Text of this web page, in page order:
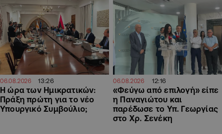
06.08.2026 13:26
Η ώρα των Ημικρατικών:
Πράξη πρώτη για το νέο
Υπουργικό Συμβούλιο;
06.08.2026 12:16
«Φεύγω από επιλογή» είπε
η Παναγιώτου και
παρέδωσε το Υπ. Γεωργίας
στο Χρ. Σενέκη